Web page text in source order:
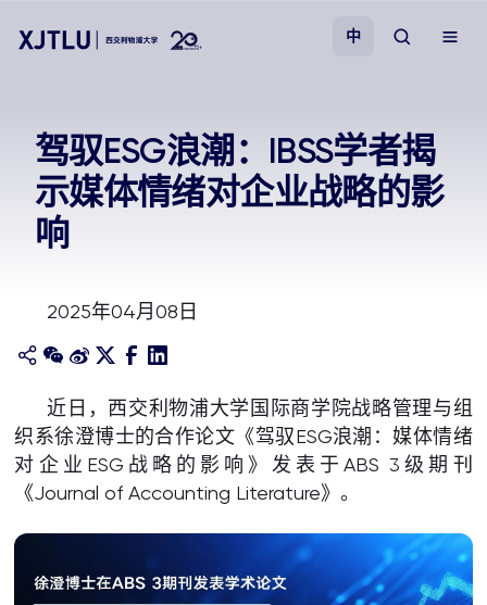
招生
科研
学院
关于我们
中
驾驭ESG浪潮：IBSS学者揭
示媒体情绪对企业战略的影
响
2025年04月08日
近日，西交利物浦大学国际商学院战略管理与组
织系徐澄博士的合作论文《驾驭ESG浪潮：媒体情绪
对企业ESG战略的影响》发表于ABS 3级期刊
《Journal of Accounting Literature》。